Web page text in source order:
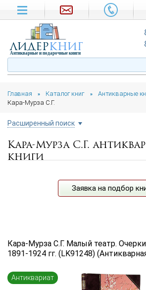
Главная » Каталог книг » Антикварные
Кара-Мурза С.Г.
Расширенный поиск
Цена руб.
от
до
Язык книги
...
Переплет
...
Кара-Мурза С.Г.
книги
Заявка на подбор
Кара-Мурза С.Г. Малый театр.
1891-1924 гг. (LK91248)
Антиквариат
лидеркниг
Антикварные и подарочные книги